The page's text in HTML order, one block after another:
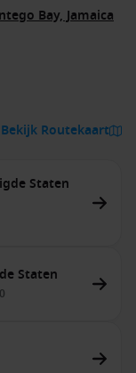
Bay, Jamaica
Bekijk Routekaart
Staten
Staten